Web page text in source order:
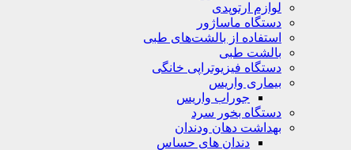
لوازم ارتوپدی
دستگاه ماساژور
استفاده از بالشت‌های طبی
بالشت‌ طبی
دستگاه فیزیوتراپی خانگی
بیماری واریس
جوراب واریس
دستگاه‌ بخور سرد
بهداشت دهان ودندان
دندان های حساس